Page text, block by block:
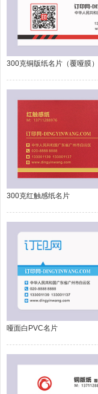
300克铜版纸名片（覆哑膜）
300克红触感纸名片
哑面白PVC名片